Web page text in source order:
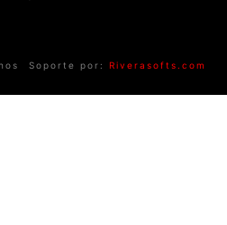
Soporte por: Riverasofts.com